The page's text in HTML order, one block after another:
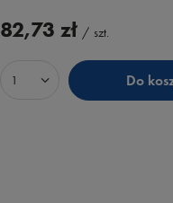
82,73 zł / szt.
Ilość produktów Do